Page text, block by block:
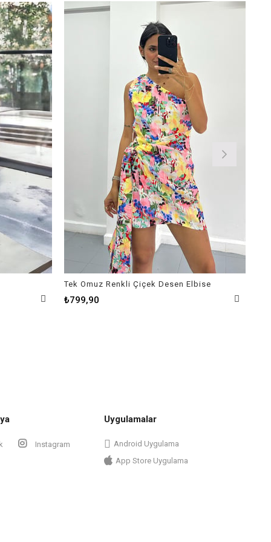
Tek Omuz Renkli Çiçek Desen Elbise
₺799,90
Instagram
Uygulamalar
Android Uygulama
App Store Uygulama